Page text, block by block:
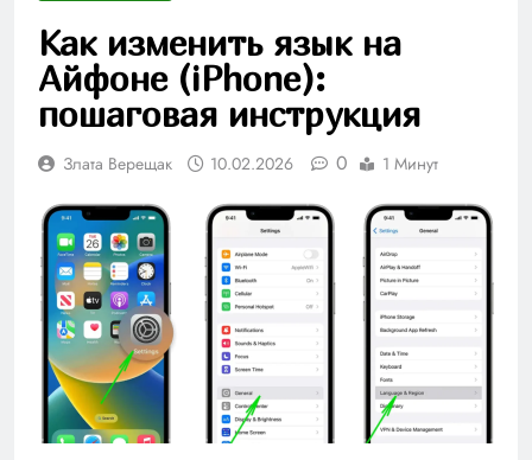
Как изменить язык на
Айфоне (iPhone):
пошаговая инструкция
Злата Верещак 10.02.2026 0 1 Минут